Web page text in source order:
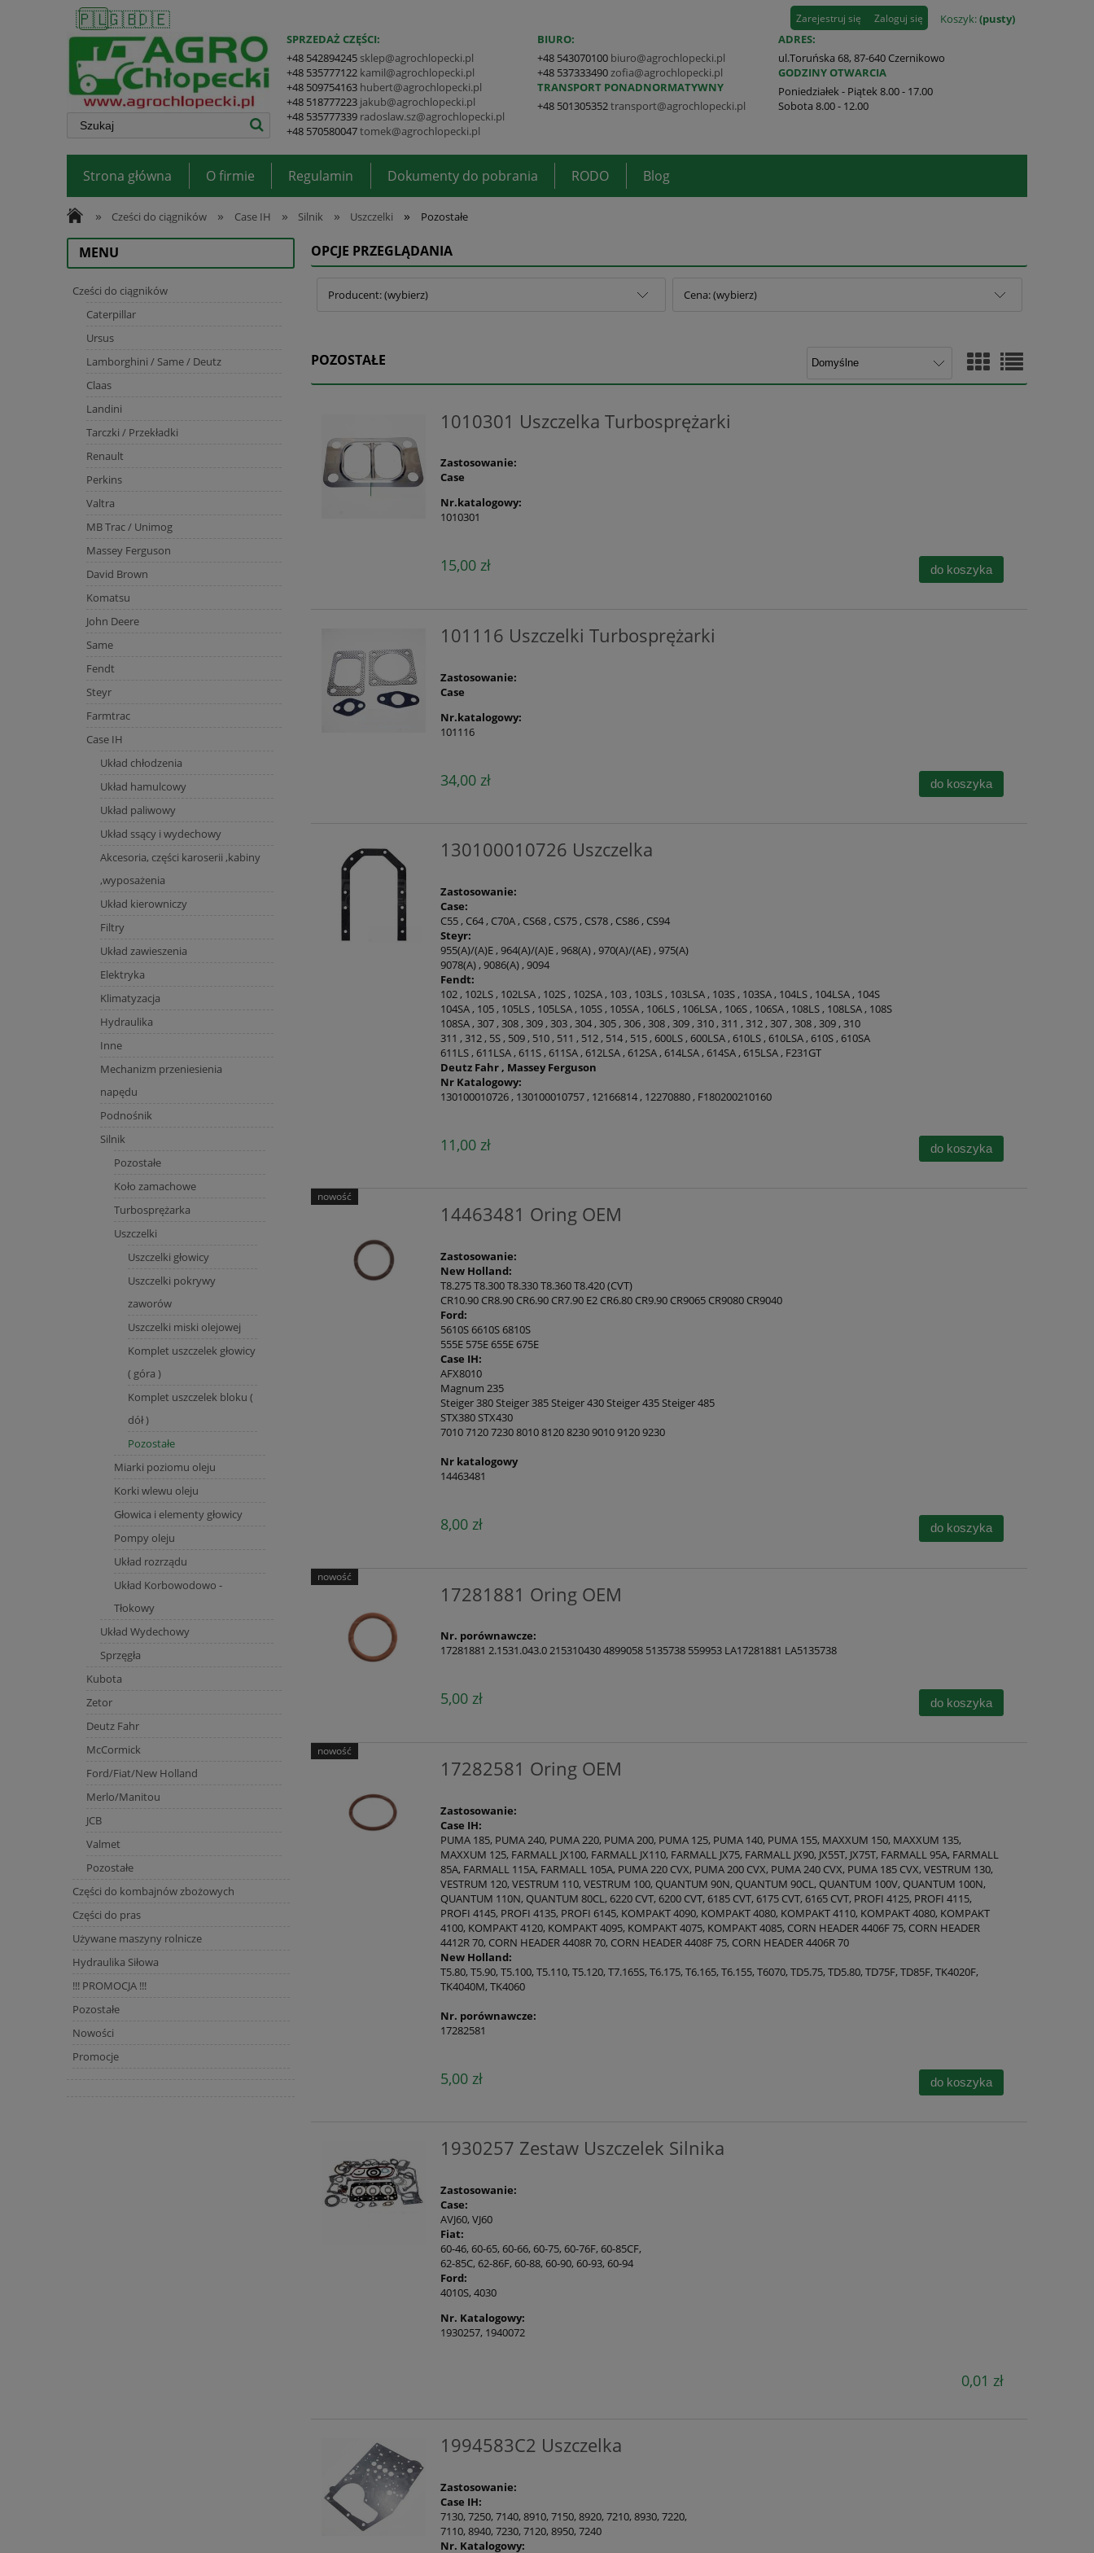
🇵🇱🇬🇧🇩🇪 Koszyk:(pusty)
Zarejestruj się Zaloguj się
SPRZEDAŻ CZĘŚCI:
+48 542894245 sklep@agrochlopecki.pl
+48 535777122 kamil@agrochlopecki.pl
+48 509754163 hubert@agrochlopecki.pl
+48 518777223 jakub@agrochlopecki.pl
+48 535777339 radoslaw.sz@agrochlopecki.pl
+48 570580047tomek@agrochlopecki.pl
BIURO:
+48 543070100 biuro@agrochlopecki.pl
+48 537333490 zofia@agrochlopecki.pl
TRANSPORT PONADNORMATYWNY
+48 501305352transport@agrochlopecki.pl
ADRES:
ul.Toruńska 68, 87-640 Czernikowo
GODZINY OTWARCIA
Poniedziałek - Piątek 8.00 - 17.00
Sobota 8.00 - 12.00
Strona główna O firmie Regulamin Dokumenty do pobrania RODO Blog
» Cześci do ciągników » Case IH » Silnik » Uszczelki » Pozostałe
MENU
Cześci do ciągników
Caterpillar
Ursus
Lamborghini / Same / Deutz
Claas
Landini
Tarczki / Przekładki
Renault
Perkins
Valtra
MB Trac / Unimog
Massey Ferguson
David Brown
Komatsu
John Deere
Same
Fendt
Steyr
Farmtrac
Case IH
Układ chłodzenia
Układ hamulcowy
Układ paliwowy
Układ ssący i wydechowy
Akcesoria, części karoserii ,kabiny
,wyposażenia
Układ kierowniczy
Filtry
Układ zawieszenia
Elektryka
Klimatyzacja
Hydraulika
Inne
Mechanizm przeniesienia
napędu
Podnośnik
Silnik
Pozostałe
Koło zamachowe
Turbosprężarka
Uszczelki
Uszczelki głowicy
Uszczelki pokrywy
zaworów
Uszczelki miski olejowej
Komplet uszczelek głowicy
( góra )
Komplet uszczelek bloku (
dół )
Pozostałe
Miarki poziomu oleju
Korki wlewu oleju
Głowica i elementy głowicy
Pompy oleju
Układ rozrządu
Układ Korbowodowo -
Tłokowy
Układ Wydechowy
Sprzęgła
Kubota
Zetor
Deutz Fahr
McCormick
Ford/Fiat/New Holland
Merlo/Manitou
JCB
Valmet
Pozostałe
Części do kombajnów zbożowych
Części do pras
Używane maszyny rolnicze
Hydraulika Siłowa
!!! PROMOCJA !!!
Pozostałe
Nowości
Promocje
OPCJE PRZEGLĄDANIA
Producent: (wybierz) Cena: (wybierz)
POZOSTAŁE
1010301 Uszczelka Turbosprężarki
Zastosowanie:
Case
Nr.katalogowy:
1010301
15,00 zł do koszyka
101116 Uszczelki Turbosprężarki
Zastosowanie:
Case
Nr.katalogowy:
101116
34,00 zł do koszyka
130100010726 Uszczelka
Zastosowanie:
Case:
C55 , C64 , C70A , CS68 , CS75 , CS78 , CS86 , CS94
Steyr:
955(A)/(A)E , 964(A)/(A)E , 968(A) , 970(A)/(AE) , 975(A)
9078(A) , 9086(A) , 9094
Fendt:
102 , 102LS , 102LSA , 102S , 102SA , 103 , 103LS , 103LSA , 103S , 103SA , 104LS , 104LSA , 104S
104SA , 105 , 105LS , 105LSA , 105S , 105SA , 106LS , 106LSA , 106S , 106SA , 108LS , 108LSA , 108S
108SA , 307 , 308 , 309 , 303 , 304 , 305 , 306 , 308 , 309 , 310 , 311 , 312 , 307 , 308 , 309 , 310
311 , 312 , 5S , 509 , 510 , 511 , 512 , 514 , 515 , 600LS , 600LSA , 610LS , 610LSA , 610S , 610SA
611LS , 611LSA , 611S , 611SA , 612LSA , 612SA , 614LSA , 614SA , 615LSA , F231GT
Deutz Fahr , Massey Ferguson
Nr Katalogowy:
130100010726 , 130100010757 , 12166814 , 12270880 , F180200210160
11,00 zł do koszyka
14463481 Oring OEM
Zastosowanie:
New Holland:
T8.275 T8.300 T8.330 T8.360 T8.420 (CVT)
CR10.90 CR8.90 CR6.90 CR7.90 E2 CR6.80 CR9.90 CR9065 CR9080 CR9040
Ford:
5610S 6610S 6810S
555E 575E 655E 675E
Case IH:
AFX8010
Magnum 235
Steiger 380 Steiger 385 Steiger 430 Steiger 435 Steiger 485
STX380 STX430
7010 7120 7230 8010 8120 8230 9010 9120 9230
Nr katalogowy
14463481
8,00 zł do koszyka
nowość
17281881 Oring OEM
Nr. porównawcze:
17281881 2.1531.043.0 215310430 4899058 5135738 559953 LA17281881 LA5135738
5,00 zł do koszyka
nowość
17282581 Oring OEM
Zastosowanie:
Case IH:
PUMA 185, PUMA 240, PUMA 220, PUMA 200, PUMA 125, PUMA 140, PUMA 155, MAXXUM 150, MAXXUM 135,
MAXXUM 125, FARMALL JX100, FARMALL JX110, FARMALL JX75, FARMALL JX90, JX55T, JX75T, FARMALL 95A, FARMALL
85A, FARMALL 115A, FARMALL 105A, PUMA 220 CVX, PUMA 200 CVX, PUMA 240 CVX, PUMA 185 CVX, VESTRUM 130,
VESTRUM 120, VESTRUM 110, VESTRUM 100, QUANTUM 90N, QUANTUM 90CL, QUANTUM 100V, QUANTUM 100N,
QUANTUM 110N, QUANTUM 80CL, 6220 CVT, 6200 CVT, 6185 CVT, 6175 CVT, 6165 CVT, PROFI 4125, PROFI 4115,
PROFI 4145, PROFI 4135, PROFI 6145, KOMPAKT 4090, KOMPAKT 4080, KOMPAKT 4110, KOMPAKT 4080, KOMPAKT
4100, KOMPAKT 4120, KOMPAKT 4095, KOMPAKT 4075, KOMPAKT 4085, CORN HEADER 4406F 75, CORN HEADER
4412R 70, CORN HEADER 4408R 70, CORN HEADER 4408F 75, CORN HEADER 4406R 70
New Holland:
T5.80, T5.90, T5.100, T5.110, T5.120, T7.165S, T6.175, T6.165, T6.155, T6070, TD5.75, TD5.80, TD75F, TD85F, TK4020F,
TK4040M, TK4060
Nr. porównawcze:
17282581
5,00 zł do koszyka
nowość
1930257 Zestaw Uszczelek Silnika
Zastosowanie:
Case:
AVJ60, VJ60
Fiat:
60-46, 60-65, 60-66, 60-75, 60-76F, 60-85CF,
62-85C, 62-86F, 60-88, 60-90, 60-93, 60-94
Ford:
4010S, 4030
Nr. Katalogowy:
1930257, 1940072
0,01 zł
1994583C2 Uszczelka
Zastosowanie:
Case IH:
7130, 7250, 7140, 8910, 7150, 8920, 7210, 8930, 7220,
7110, 8940, 7230, 7120, 8950, 7240
Nr. Katalogowy: